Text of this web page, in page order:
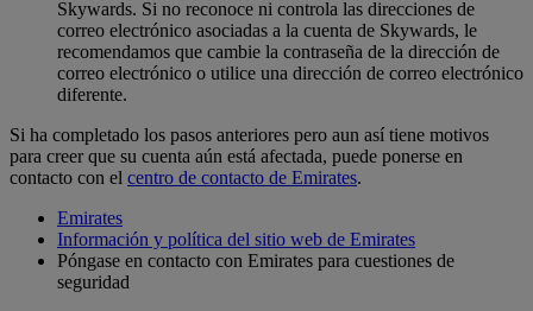
Skywards. Si no reconoce ni controla las direcciones de
correo electrónico asociadas a la cuenta de Skywards, le
recomendamos que cambie la contraseña de la dirección de
correo electrónico o utilice una dirección de correo electrónico
diferente.
Si ha completado los pasos anteriores pero aun así tiene motivos
para creer que su cuenta aún está afectada, puede ponerse en
contacto con el centro de contacto de Emirates.
Emirates
Información y política del sitio web de Emirates
Póngase en contacto con Emirates para cuestiones de
seguridad